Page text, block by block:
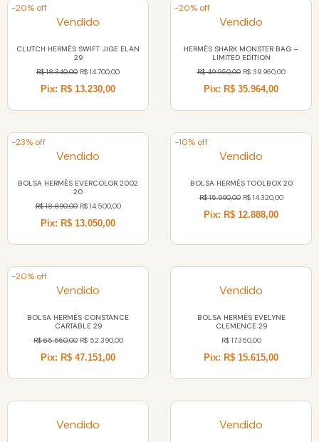
-20% off
Vendido
CLUTCH HERMÈS SWIFT JIGE ELAN
29
R$18.340,00 R$ 14.700,00
Pix: R$ 13.230,00
-20% off
Vendido
HERMÈS SHARK MONSTER BAG –
LIMITED EDITION
R$49.950,00 R$39.960,00
Pix: R$ 35.964,00
-23% off
Vendido
BOLSA HERMÈS EVERCOLOR 2002
20
R$18.890,00 R$14.500,00
Pix: R$ 13.050,00
-10% off
Vendido
BOLSA HERMÈS TOOLBOX 20
R$15.990,00 R$14.320,00
Pix: R$ 12.888,00
-20% off
Vendido
BOLSA HERMÈS CONSTANCE
CARTABLE 29
R$65.560,00 R$52.390,00
Pix: R$ 47.151,00
Vendido
BOLSA HERMÈS EVELYNE
CLEMENCE 29
R$17.350,00
Pix: R$ 15.615,00
Vendido Vendido